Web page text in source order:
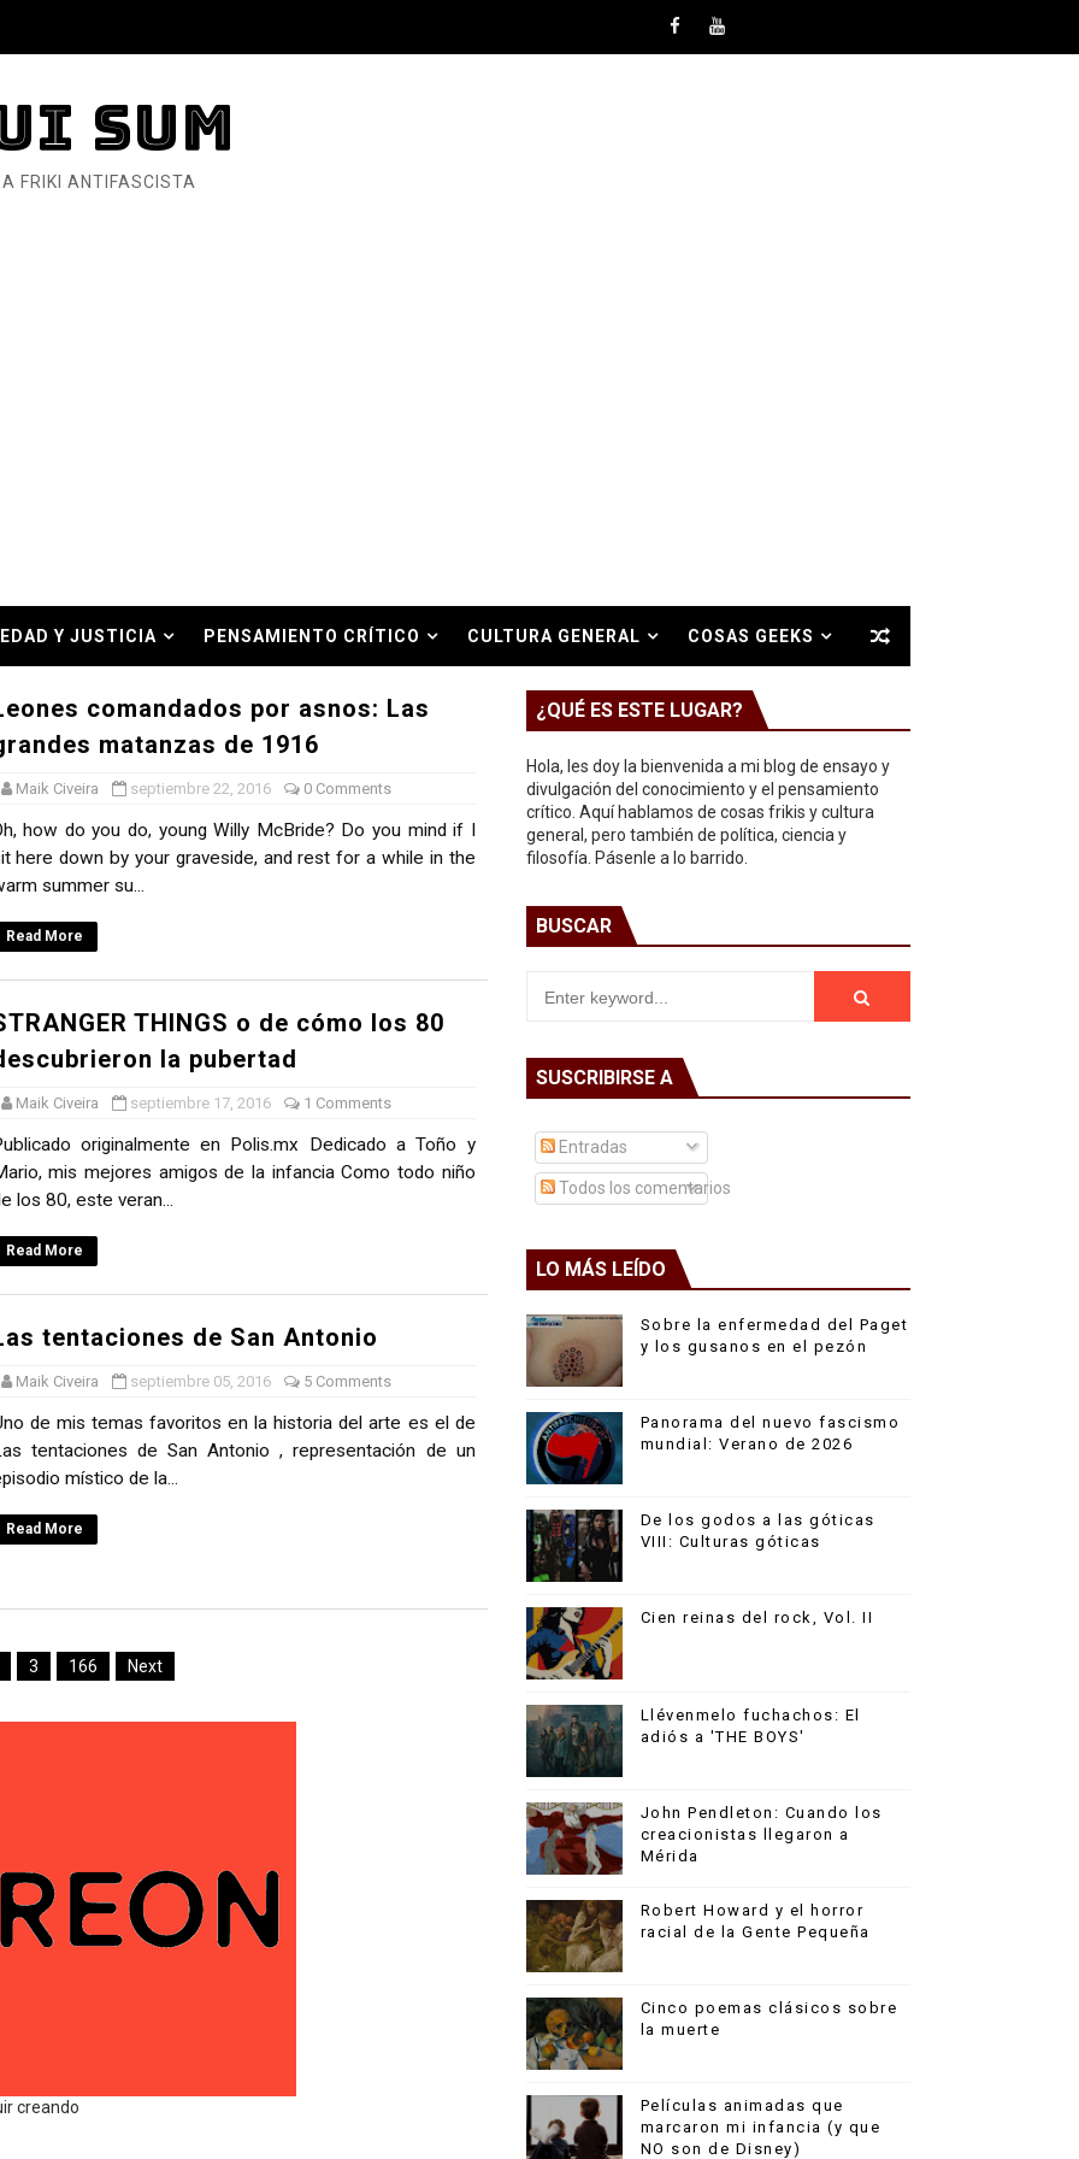
- Parte I
asesino
del siglo XXI
para el fin del mundo
marxista?
sobre el fascismo
mundial: Verano de 2026
a 'THE BOYS'
SUM
FRIKI ANTIFASCISTA
Y JUSTICIA PENSAMIENTO CRÍTICO CULTURA GENERAL COSAS GEEKS
REAL
comandados por asnos: Las
matanzas de 1916
Maik Civeira septiembre 22, 2016 0 Comments
how do you do, young Willy McBride? Do you mind if I
here down by your graveside, and rest for a while in the
summer su...
Read More
THINGS o de cómo los 80
la pubertad
Maik Civeira septiembre 17, 2016 1 Comments
originalmente en Polis.mx Dedicado a Toño y
mis mejores amigos de la infancia Como todo niño
los 80, este veran...
Read More
tentaciones de San Antonio
Maik Civeira septiembre 05, 2016 5 Comments
de mis temas favoritos en la historia del arte es el de
tentaciones de San Antonio , representación de un
místico de la...
Read More
3 166 Next
creando
¿QUÉ ES ESTE LUGAR?
Hola, les doy la bienvenida a mi blog de ensayo y
divulgación del conocimiento y el pensamiento
crítico. Aquí hablamos de cosas frikis y cultura
general, pero también de política, ciencia y
filosofía. Pásenle a lo barrido.
BUSCAR
SUSCRIBIRSE A
Entradas
Todos los comentarios
LO MÁS LEÍDO
Sobre la enfermedad del Paget
y los gusanos en el pezón
Panorama del nuevo fascismo
mundial: Verano de 2026
De los godos a las góticas
VIII: Culturas góticas
Cien reinas del rock, Vol. II
Llévenmelo fuchachos: El
adiós a 'THE BOYS'
John Pendleton: Cuando los
creacionistas llegaron a
Mérida
Robert Howard y el horror
racial de la Gente Pequeña
Cinco poemas clásicos sobre
la muerte
Películas animadas que
marcaron mi infancia (y que
NO son de Disney)